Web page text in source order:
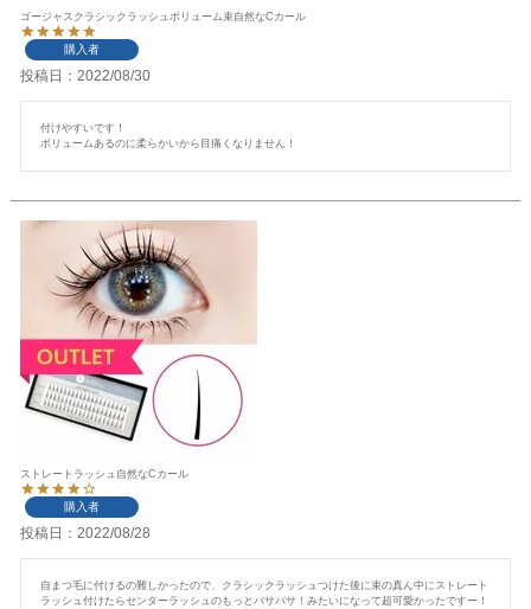
ゴージャスクラシックラッシュボリューム束自然なCカール
購入者
投稿日 2022/08/30
付けやすいです！
ボリュームあるのに柔らかいから目痛くなりません！
ストレートラッシュ自然なCカール
購入者
投稿日 2022/08/28
自まつ毛に付けるの難しかったので、クラシックラッシュつけた後に束の真ん中にストレート
ラッシュ付けたらセンターラッシュのもっとバサバサ！みたいになって超可愛かったですー！